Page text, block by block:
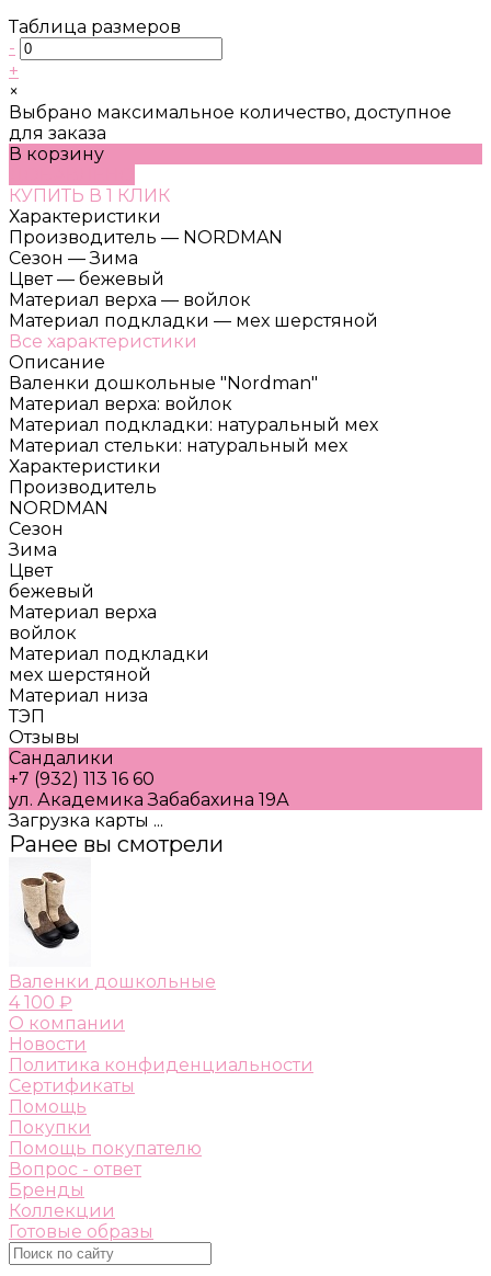
Таблица размеров
-
+
×
Выбрано максимальное количество, доступное
для заказа
В корзину
КУПИТЬ В 1 КЛИК
Характеристики
Производитель — NORDMAN
Сезон — Зима
Цвет — бежевый
Материал верха — войлок
Материал подкладки — мех шерстяной
Все характеристики
Описание
Валенки дошкольные "Nordman"
Материал верха: войлок
Материал подкладки: натуральный мех
Материал стельки: натуральный мех
Характеристики
Производитель
NORDMAN
Сезон
Зима
Цвет
бежевый
Материал верха
войлок
Материал подкладки
мех шерстяной
Материал низа
ТЭП
Отзывы
Сандалики
+7 (932) 113 16 60
ул. Академика Забабахина 19А
Загрузка карты ...
Ранее вы смотрели
Валенки дошкольные
4 100 ₽
О компании
Новости
Политика конфиденциальности
Сертификаты
Помощь
Покупки
Помощь покупателю
Вопрос - ответ
Бренды
Коллекции
Готовые образы